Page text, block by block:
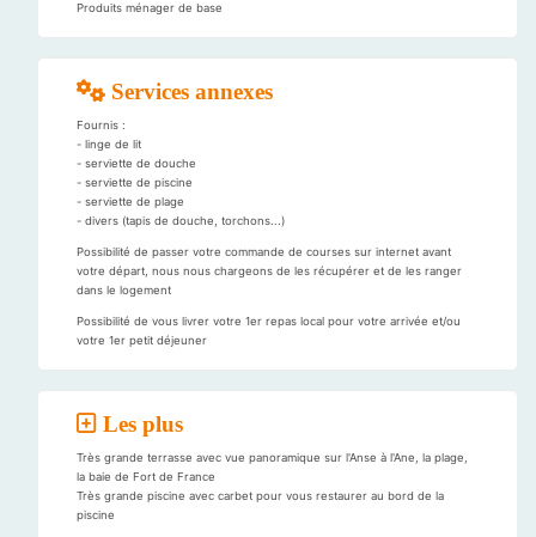
Produits ménager de base
Services annexes
Fournis :
- linge de lit
- serviette de douche
- serviette de piscine
- serviette de plage
- divers (tapis de douche, torchons...)
Possibilité de passer votre commande de courses sur internet avant
votre départ, nous nous chargeons de les récupérer et de les ranger
dans le logement
Possibilité de vous livrer votre 1er repas local pour votre arrivée et/ou
votre 1er petit déjeuner
Les plus
Très grande terrasse avec vue panoramique sur l'Anse à l'Ane, la plage,
la baie de Fort de France
Très grande piscine avec carbet pour vous restaurer au bord de la
piscine